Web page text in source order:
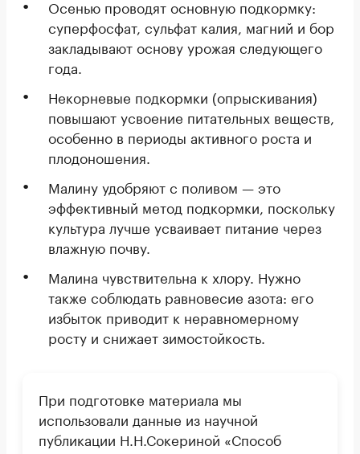
Осенью проводят основную подкормку:
суперфосфат, сульфат калия, магний и бор
закладывают основу урожая следующего
года.
Некорневые подкормки (опрыскивания)
повышают усвоение питательных веществ,
особенно в периоды активного роста и
плодоношения.
Малину удобряют с поливом — это
эффективный метод подкормки, поскольку
культура лучше усваивает питание через
влажную почву.
Малина чувствительна к хлору. Нужно
также соблюдать равновесие азота: его
избыток приводит к неравномерному
росту и снижает зимостойкость.
При подготовке материала мы
использовали данные из научной
публикации Н.Н.Сокериной «Способ